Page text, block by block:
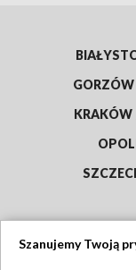
KRAKÓW
Szanujemy Twoją